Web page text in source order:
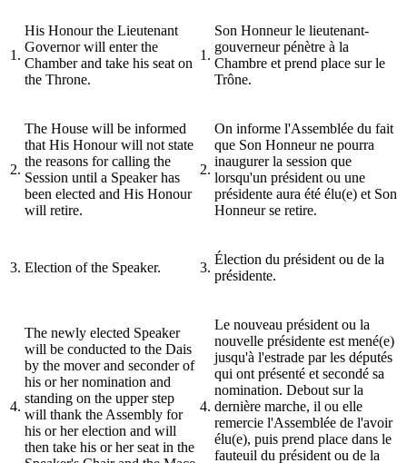
1.
His Honour the Lieutenant
Governor will enter the
Chamber and take his seat on
the Throne.
1.
Son Honneur le lieutenant-
gouverneur pénètre à la
Chambre et prend place sur le
Trône.
2.
The House will be informed
that His Honour will not state
the reasons for calling the
Session until a Speaker has
been elected and His Honour
will retire.
2.
On informe l'Assemblée du fait
que Son Honneur ne pourra
inaugurer la session que
lorsqu'un président ou une
présidente aura été élu(e) et Son
Honneur se retire.
3. Election of the Speaker. 3.
Élection du président ou de la
présidente.
4.
The newly elected Speaker
will be conducted to the Dais
by the mover and seconder of
his or her nomination and
standing on the upper step
will thank the Assembly for
his or her election and will
then take his or her seat in the
4.
Le nouveau président ou la
nouvelle présidente est mené(e)
jusqu'à l'estrade par les députés
qui ont présenté et secondé sa
nomination. Debout sur la
dernière marche, il ou elle
remercie l'Assemblée de l'avoir
élu(e), puis prend place dans le
fauteuil du président ou de la